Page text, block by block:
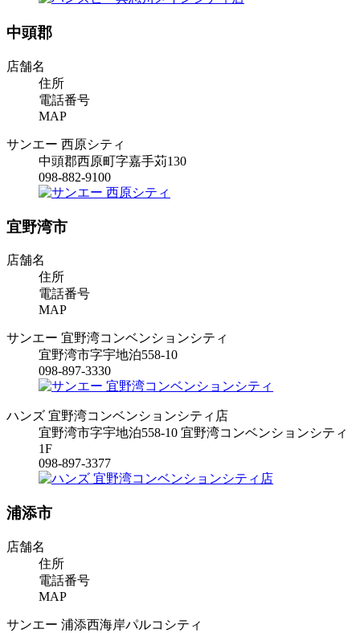
中頭郡
店舗名
住所
電話番号
MAP
サンエー 西原シティ
中頭郡西原町字嘉手苅130
098-882-9100
宜野湾市
店舗名
住所
電話番号
MAP
サンエー 宜野湾コンベンションシティ
宜野湾市字宇地泊558-10
098-897-3330
ハンズ 宜野湾コンベンションシティ店
宜野湾市字宇地泊558-10 宜野湾コンベンションシティ
1F
098-897-3377
浦添市
店舗名
住所
電話番号
MAP
サンエー 浦添西海岸パルコシティ